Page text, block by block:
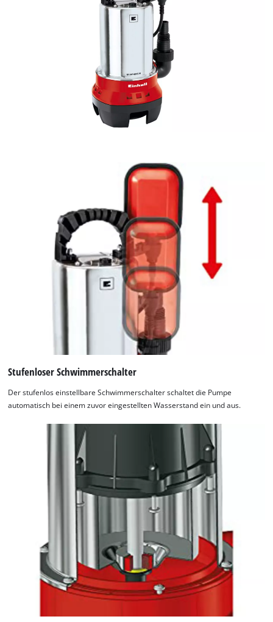
Stufenloser Schwimmerschalter
Der stufenlos einstellbare Schwimmerschalter schaltet die Pumpe
automatisch bei einem zuvor eingestellten Wasserstand ein und aus.